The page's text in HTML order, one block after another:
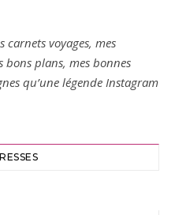
carnets voyages, mes
bons plans, mes bonnes
qu’une légende Instagram